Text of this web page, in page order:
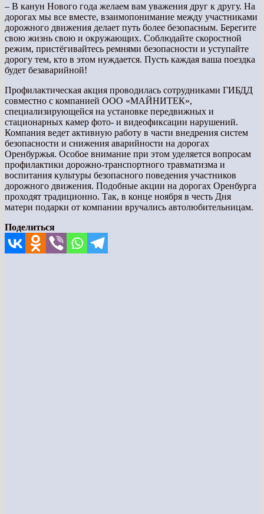
– В канун Нового года желаем вам уважения друг к другу. На
дорогах мы все вместе, взаимопонимание между участниками
дорожного движения делает путь более безопасным. Берегите
свою жизнь свою и окружающих. Соблюдайте скоростной
режим, пристёгивайтесь ремнями безопасности и уступайте
дорогу тем, кто в этом нуждается. Пусть каждая ваша поездка
будет безаварийной!
Профилактическая акция проводилась сотрудниками ГИБДД
совместно с компанией ООО «МАЙНИТЕК»,
специализирующейся на установке передвижных и
стационарных камер фото- и видеофиксации нарушений.
Компания ведет активную работу в части внедрения систем
безопасности и снижения аварийности на дорогах
Оренбуржья. Особое внимание при этом уделяется вопросам
профилактики дорожно-транспортного травматизма и
воспитания культуры безопасного поведения участников
дорожного движения. Подобные акции на дорогах Оренбурга
проходят традиционно. Так, в конце ноября в честь Дня
матери подарки от компании вручались автолюбительницам.
Поделиться